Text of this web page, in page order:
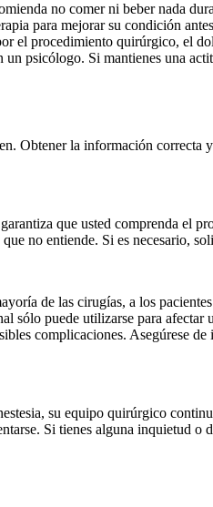
no comer ni beber nada
para mejorar su condición
el procedimiento quirúrgico, el
psicólogo. Si mantienes una
Obtener la información
que usted comprenda el
no entiende. Si es necesario,
de las cirugías, a los
sólo puede utilizarse para
complicaciones. Asegúrese
su equipo quirúrgico
Si tienes alguna inquietud o